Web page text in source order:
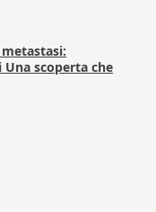
scoperta che